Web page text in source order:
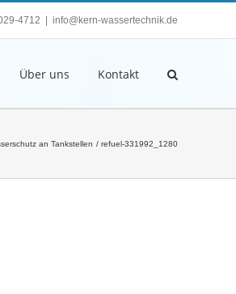
4712 info@kern-wassertechnik.de
Über uns Kontakt
an Tankstellen refuel-331992_1280